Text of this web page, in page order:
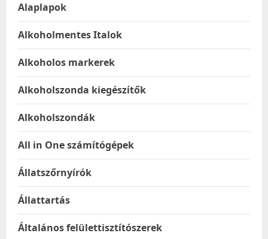
Alaplapok
Alkoholmentes Italok
Alkoholos markerek
Alkoholszonda kiegészítők
Alkoholszondák
All in One számítógépek
Állatszőrnyírók
Állattartás
Általános felülettisztítószerek